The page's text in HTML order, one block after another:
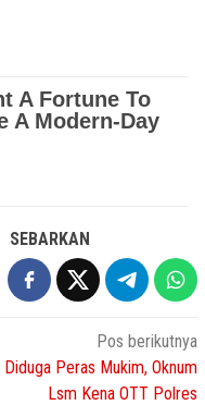
SEBARKAN
Pos berikutnya
Diduga Peras Mukim, Oknum
Lsm Kena OTT Polres